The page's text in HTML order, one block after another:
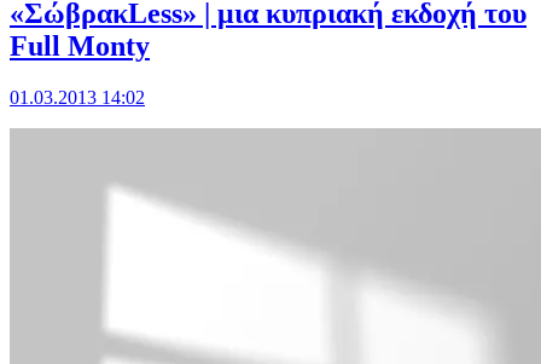
«ΣώβρακLess» | μια κυπριακή εκδοχή του
Full Monty
01.03.2013 14:02